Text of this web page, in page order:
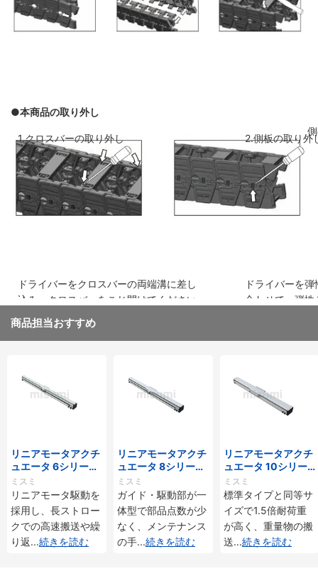
側板のリンクを斜めに前のリンクに差し
込み、はめ込みます
弾性シートを両
ください
●本商品の取り外し
1.クロスバーの取り外し 2.側板の取り外
ドライバーをクロスバーの両端溝に差し
込み、クロスバーをこじ開けてください
ドライバーを
合わせて、弾
商品担当おすすめ
リニアモータアクチ
ュエータ 6シリーズ
標準タイプ インクリ
メンタル・アブソリ
ュート仕様
ミスミ
リニアモータ駆動を
採用し、長ストロー
クでの高速搬送や繰
り返...続きを読む
リニアモータアクチ
ュエータ 8シリーズ
標準タイプ インクリ
メンタル・アブソリ
ュート仕様
ミスミ
ガイド・駆動部が一
体型で部品点数が少
なく、メンテナンス
の手...続きを読む
リニアモータアクチ
ュエータ 10シリー
ズ 標準タイプ 重荷
重 インクリメンタ
ル・アブソリュート
仕様
ミスミ
標準タイプと同等サ
イズで1.5倍耐荷重
が高く、重量物の搬
送...続きを読む